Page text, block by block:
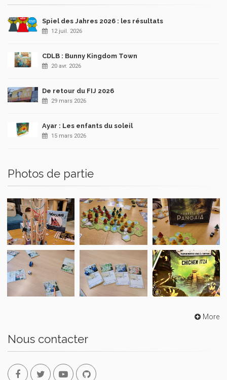
Spiel des Jahres 2026 : les résultats
12 juil. 2026
CDLB : Bunny Kingdom Town
20 avr. 2026
De retour du FIJ 2026
29 mars 2026
Ayar : Les enfants du soleil
15 mars 2026
Photos de partie
More
Nous contacter